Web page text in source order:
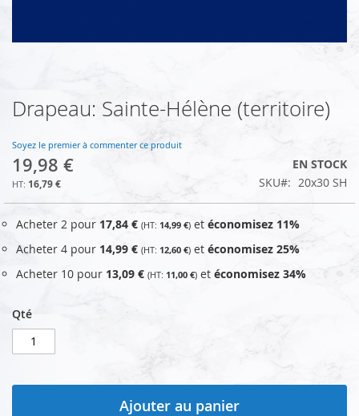
Skip
to
beginning
of
the
images
gallery
Drapeau: Sainte-Hélène (territoire)
Soyez le premier à commenter ce produit
19,98 €
16,79 €
EN STOCK
SKU
20x30 SH
Acheter 2 pour 17,84 € 14,99 € et économisez 11%
Acheter 4 pour 14,99 € 12,60 € et économisez 25%
Acheter 10 pour 13,09 € 11,00 € et économisez 34%
Qté
Ajouter au panier